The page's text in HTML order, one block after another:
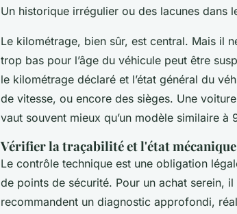
Un historique irrégulier ou des lacunes dans
Le kilométrage, bien sûr, est central. Mais il
trop bas pour l’âge du véhicule peut être
le kilométrage déclaré et l’état général du
de vitesse, ou encore des sièges. Une
vaut souvent mieux qu’un modèle similaire à
Vérifier la traçabilité et l'état mécanique
Le contrôle technique est une obligation
de points de sécurité. Pour un achat serein,
recommandent un diagnostic approfondi,